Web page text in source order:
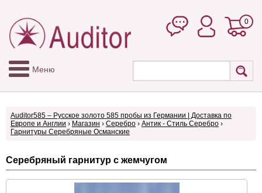
0
Меню
Auditor585 – Русское золото 585 пробы из Германии | Доставка по
Европе и Англии › Магазин › Серебро › Антик - Стиль Серебро ›
Гарнитуры Серебряные Османские
Серебряный гарнитур с жемчугом